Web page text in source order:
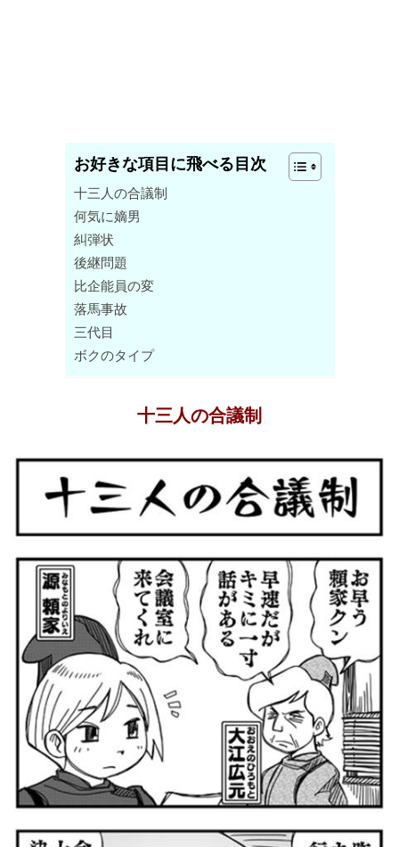
お好きな項目に飛べる目次
十三人の合議制
何気に嫡男
糾弾状
後継問題
比企能員の変
落馬事故
三代目
ボクのタイプ
十三人の合議制